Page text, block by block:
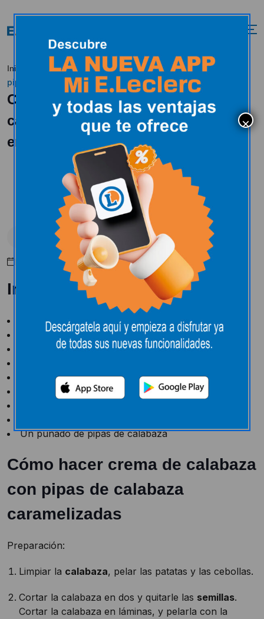
Inicio Tendencias Recetas
Crema de Calabaza con
pipas de calabaza caramelizadas, ¡te encantará!
Crema de Calabaza con pipas de
calabaza caramelizadas, ¡te
encantará!
Septiembre 19, 2018
Ingredientes:
1 calabaza potimarrón
2 cebollas pequeñas
3 patatas
20 cl de nata montada
50 g de pipas de calabaza
Un puñado de pipas de calabaza
Cómo hacer crema de calabaza
con pipas de calabaza
caramelizadas
Preparación:
Limpiar la calabaza, pelar las patatas y las cebollas.
Cortar la calabaza en dos y quitarle las semillas.
Cortar la calabaza en láminas, y pelarla con la